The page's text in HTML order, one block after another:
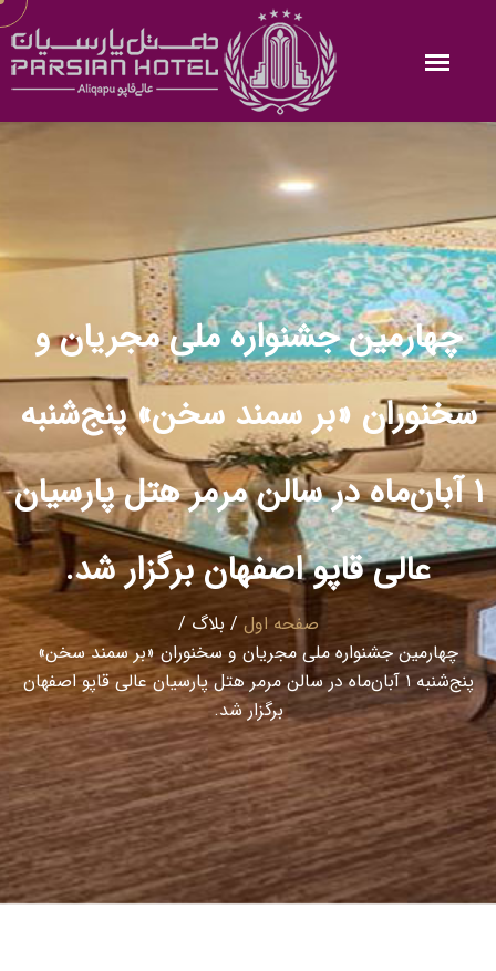
چهارمین جشنواره ملی مجریان و
سخنوران «بر سمند سخن» پنج‌شنبه
۱ آبان‌ماه در سالن مرمر هتل پارسیان
عالی قاپو اصفهان برگزار شد.
صفحه اول / بلاگ /
چهارمین جشنواره ملی مجریان و سخنوران «بر سمند سخن»
پنج‌شنبه ۱ آبان‌ماه در سالن مرمر هتل پارسیان عالی قاپو اصفهان
برگزار شد.